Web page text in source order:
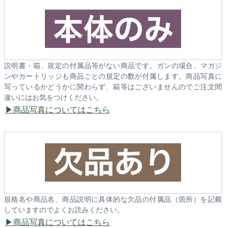
説明書・箱、規定の付属品等がない商品です。ガンの場合、マガジ
ンやカートリッジも商品ごとの規定の数が付属します。商品写真に
写っているかどうかに関わらず、箱等はございませんのでご注文間
違いにはお気をつけください。
商品写真についてはこちら
規格名や商品名、商品説明に具体的な欠品の付属品（箇所）を記載
していますのでよくお読みください。
商品写真についてはこちら